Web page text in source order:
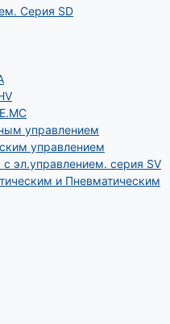
Серия SD
управлением
управлением
эл.управлением. серия SV
и Пневматическим